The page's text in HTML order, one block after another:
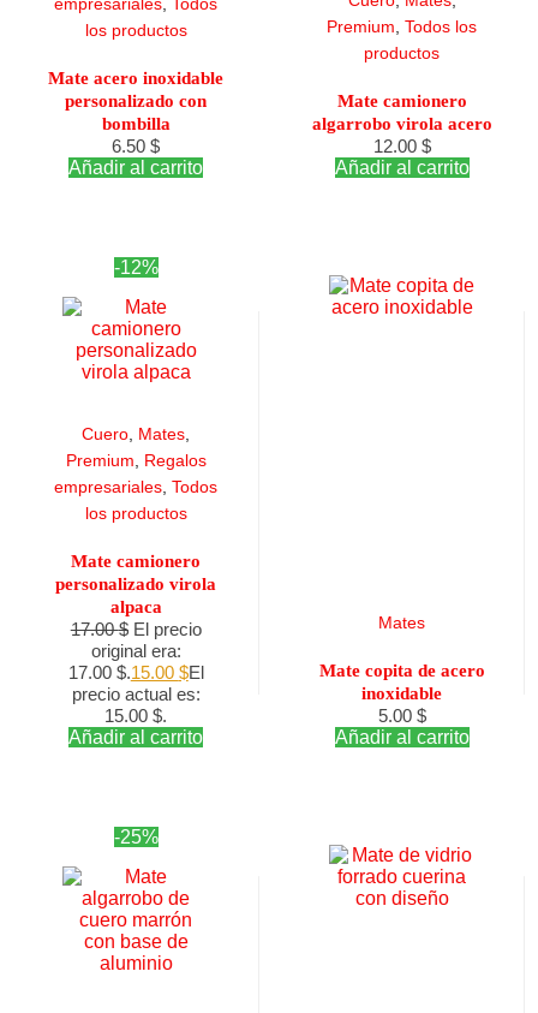
los productos
Mate acero inoxidable
personalizado con
bombilla
6.50$
Añadir al carrito
Premium ,Todos los
productos
Mate camionero
algarrobo virola acero
12.00 $
Añadir al carrito
-12%
Cuero Mates
Premium
Regalos
empresariales ,Todos
los productos
Mate camionero
personalizado virola
alpaca
17.00$ El precio
original era:
17.00 $.15.00 $El
precio actual es:
15.00 $.
Añadir al carrito
Mates
Mate copita de acero
inoxidable
5.00 $
Añadir al carrito
-25%